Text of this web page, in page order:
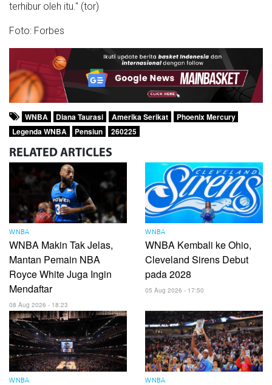
terhibur oleh itu." (tor)
Foto: Forbes
WNBA Diana Taurasi Amerika Serikat
Phoenix Mercury
Legenda WNBA
Pensiun 260225
RELATED ARTICLES
WNBA
WNBA Makin Tak Jelas,
Mantan Pemain NBA
Royce White Juga Ingin
Mendaftar
08 Aug 2026 - 18:23
WNBA
WNBA Kembali ke Ohio,
Cleveland Sirens Debut
pada 2028
05 Aug 2026 - 17:50
WNBA WNBA